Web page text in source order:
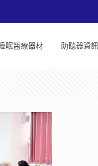
眠醫療器材 助聽器資訊